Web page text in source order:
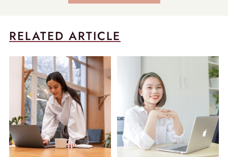
RELATED ARTICLE